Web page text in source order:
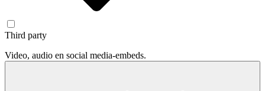
Third party
Video, audio en social media-embeds.